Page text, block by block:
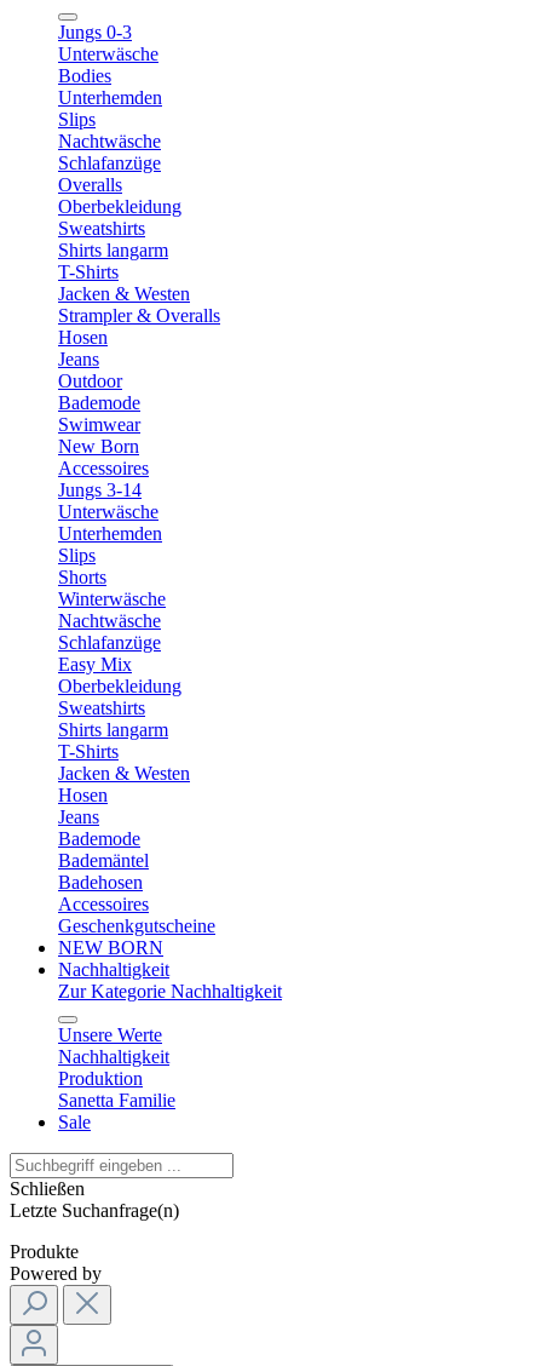
Jungs 0-3
Unterwäsche
Bodies
Unterhemden
Slips
Nachtwäsche
Schlafanzüge
Overalls
Oberbekleidung
Sweatshirts
Shirts langarm
T-Shirts
Jacken & Westen
Strampler & Overalls
Hosen
Jeans
Outdoor
Bademode
Swimwear
New Born
Accessoires
Jungs 3-14
Unterwäsche
Unterhemden
Slips
Shorts
Winterwäsche
Nachtwäsche
Schlafanzüge
Easy Mix
Oberbekleidung
Sweatshirts
Shirts langarm
T-Shirts
Jacken & Westen
Hosen
Jeans
Bademode
Bademäntel
Badehosen
Accessoires
Geschenkgutscheine
NEW BORN
Nachhaltigkeit
Zur Kategorie Nachhaltigkeit
Unsere Werte
Nachhaltigkeit
Produktion
Sanetta Familie
Sale
Schließen
Letzte Suchanfrage(n)
Produkte
Powered by